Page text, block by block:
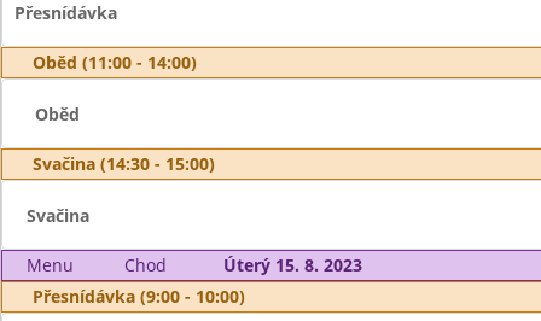
Přesnídávka
Oběd (11:00 - 14:00)
Oběd
Svačina (14:30 - 15:00)
Svačina
Menu Chod
Úterý 15. 8. 2023
Přesnídávka (9:00 - 10:00)